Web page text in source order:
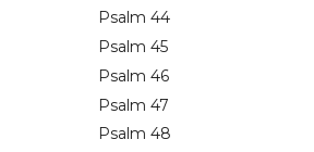
Psalm 44
Psalm 45
Psalm 46
Psalm 47
Psalm 48